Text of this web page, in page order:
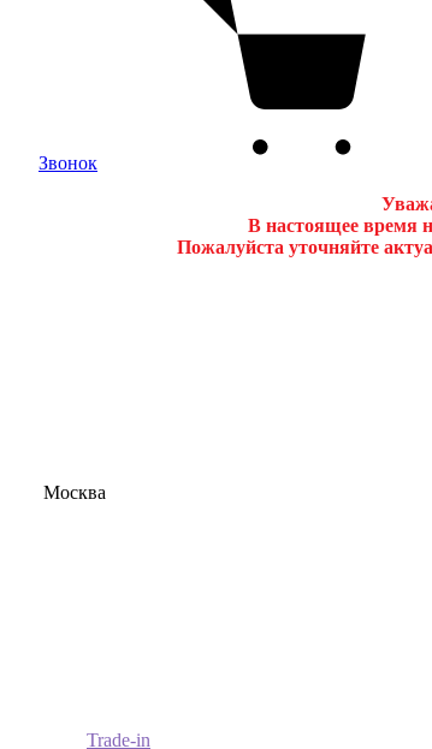
Звонок
В настоящее время
Пожалуйста уточняйте
Москва
Trade-in